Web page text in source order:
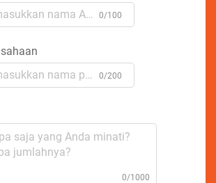
0/100
0/200
0/1000